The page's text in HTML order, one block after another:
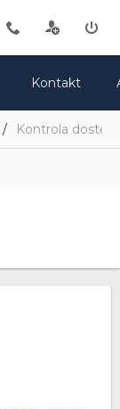
Kontakt
Kontrola